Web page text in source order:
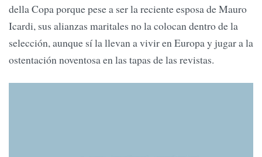
della Copa porque pese a ser la reciente esposa de Mauro
Icardi, sus alianzas maritales no la colocan dentro de la
selección, aunque sí la llevan a vivir en Europa y jugar a la
ostentación noventosa en las tapas de las revistas.